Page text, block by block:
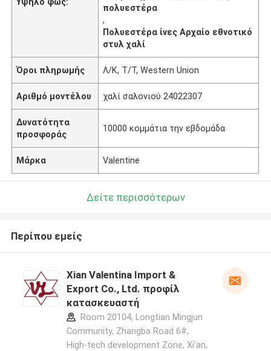
πολυεστέρα
,
Πολυεστέρα ίνες Αρχαίο εθνοτικό
στυλ χαλί
Όροι πληρωμής Λ/Κ, Τ/Τ, Western Union
Αριθμό μοντέλου χαλί σαλονιού 24022307
Δυνατότητα
προσφοράς
10000 κομμάτια την εβδομάδα
Μάρκα Valentine
Δείτε περισσότερων
Περίπου εμείς
Xian Valentina Import &
Export Co., Ltd. προφίλ
κατασκευαστή
Room 20104, Longtian Mingjun
Community, Zhangba Road 6#,
High-tech development Zone, Xi'an,